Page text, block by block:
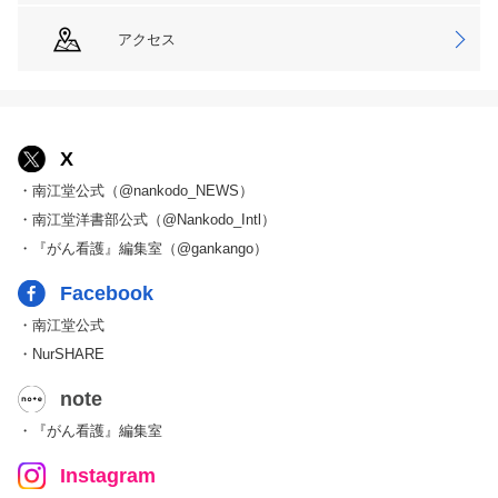
アクセス
X
・南江堂公式（@nankodo_NEWS）
・南江堂洋書部公式（@Nankodo_Intl）
・『がん看護』編集室（@gankango）
Facebook
・南江堂公式
・NurSHARE
note
・『がん看護』編集室
Instagram